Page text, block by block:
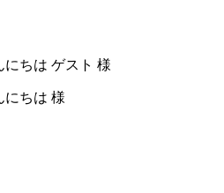
ちは ゲスト 様
にちは 様